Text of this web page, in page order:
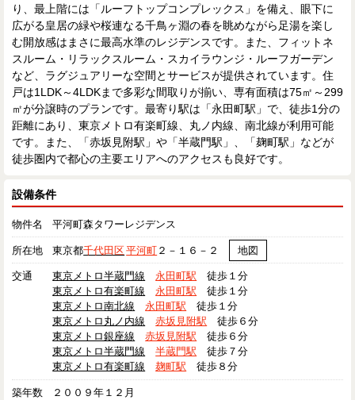
り、最上階には「ルーフトップコンプレックス」を備え、眼下に
広がる皇居の緑や桜連なる千鳥ヶ淵の春を眺めながら足湯を楽し
む開放感はまさに最高水準のレジデンスです。また、フィットネ
スルーム・リラックスルーム・スカイラウンジ・ルーフガーデン
など、ラグジュアリーな空間とサービスが提供されています。住
戸は1LDK～4LDKまで多彩な間取りが揃い、専有面積は75㎡～299
㎡が分譲時のプランです。最寄り駅は「永田町駅」で、徒歩1分の
距離にあり、東京メトロ有楽町線、丸ノ内線、南北線が利用可能
です。また、「赤坂見附駅」や「半蔵門駅」、「麹町駅」などが
徒歩圏内で都心の主要エリアへのアクセスも良好です。
設備条件
物件名 平河町森タワーレジデンス
所在地 東京都千代田区平河町 ２－１６－２ 地図
交通 東京メトロ半蔵門線 永田町駅 徒歩１分
東京メトロ有楽町線
永田町駅 徒歩１分
東京メトロ南北線
永田町駅 徒歩１分
東京メトロ丸ノ内線
赤坂見附駅 徒歩６分
東京メトロ銀座線
赤坂見附駅 徒歩６分
東京メトロ半蔵門線
半蔵門駅 徒歩７分
東京メトロ有楽町線
麹町駅 徒歩８分
築年数 ２００９年１２月